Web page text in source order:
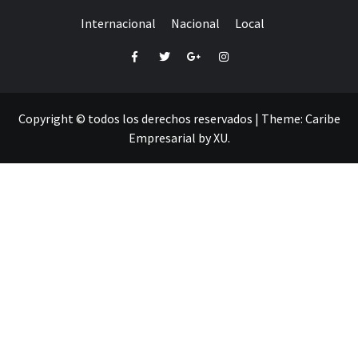
Internacional Nacional Local
FacebookTwitterGoogle+Instagram
Copyright © todos los derechos reservados | Theme: Caribe
Empresarial byXU.